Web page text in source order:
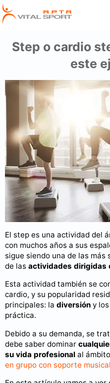
Step o cardio
este
El step es una actividad del
con muchos años a sus
sigue siendo una de las
de las actividades dirigidas
Esta actividad también se
cardio, y su popularidad
principales: la diversión y los
práctica.
Debido a su demanda, se
debe saber dominar
su vida profesional al
en grupo con soporte musical